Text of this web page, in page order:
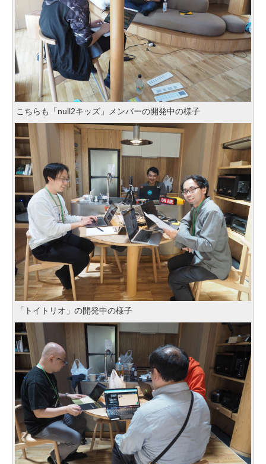
こちらも「null2キッズ」メンバーの開発中の様子
「トイトリオ」の開発中の様子